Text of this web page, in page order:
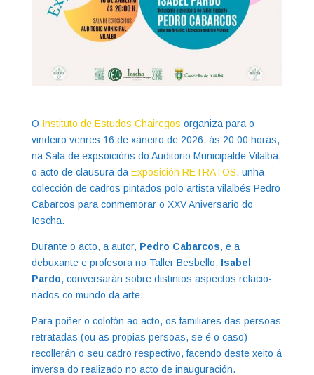
O Instituto de Estudos Chairegos organiza para o
vindeiro venres 16 de xaneiro de 2026, ás 20:00 horas,
na Sala de expsoicións do Auditorio Municipalde Vilalba,
o acto de clausura da Exposición RETRATOS, unha
colección de cadros pintados polo artista vilalbés Pedro
Cabarcos para conmemorar o XXV Aniversario do
Iescha.
Durante o acto, a autor, Pedro Cabarcos, e a
debuxante e profesora no Taller Besbello, Isabel
Pardo, conversarán sobre distintos aspectos relacio-
nados co mundo da arte.
Para poñer o colofón ao acto, os familiares das persoas
retratadas (ou as propias persoas, se é o caso)
recollerán o seu cadro respectivo, facendo deste xeito á
inversa do realizado no acto de inauguración.